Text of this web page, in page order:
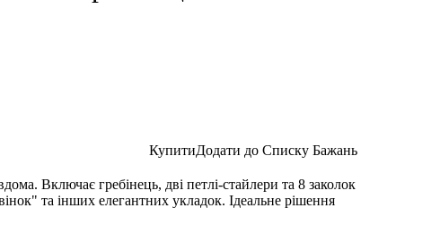
КупитиДодати до Списку Бажань
Включає гребінець, дві петлі-стайлери та 8 заколок
та інших елегантних укладок. Ідеальне рішення